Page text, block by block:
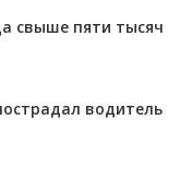
свыше пяти тысяч
водитель